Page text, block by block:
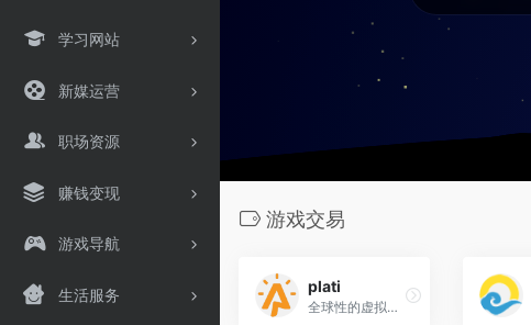
学习网站
新媒运营
职场资源
赚钱变现
游戏导航
生活服务
游戏交易
plati
全球性的虚拟数字商品交易平台